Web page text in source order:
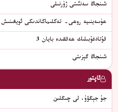
شىنجاڭ سەنئىتى ژۇرنىلى
ھۈسەينىيە روھى- تەكلىماكاندىكى ئويغىنىش
قۇتادغۇبىلىك ھەققىدە بايان 3
شىنجاڭ گېزىتى
ئاپتور
جۇ جېڭۋۇ، لى چىڭلىن